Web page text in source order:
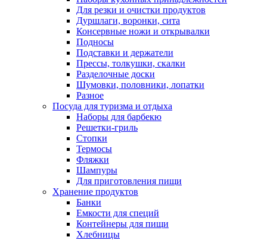
Для резки и очистки продуктов
Дуршлаги, воронки, сита
Консервные ножи и открывалки
Подносы
Подставки и держатели
Прессы, толкушки, скалки
Разделочные доски
Шумовки, половники, лопатки
Разное
Посуда для туризма и отдыха
Наборы для барбекю
Решетки-гриль
Стопки
Термосы
Фляжки
Шампуры
Для приготовления пищи
Хранение продуктов
Банки
Емкости для специй
Контейнеры для пищи
Хлебницы